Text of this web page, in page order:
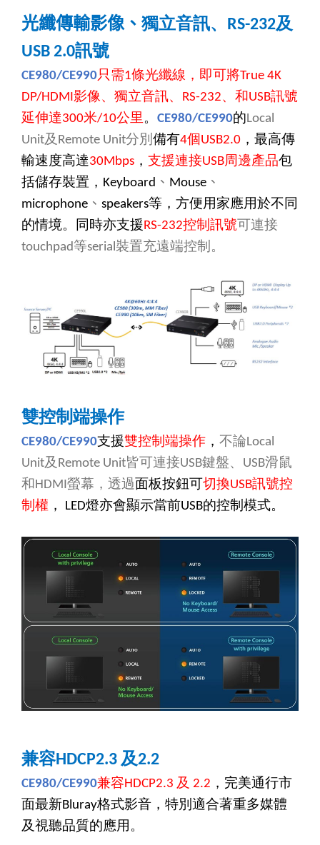
光纖傳輸影像、 獨立音訊、 RS-232及
USB 2.0訊號
CE980/CE990只需1條光纖線，即可將True 4K
DP/HDMI影像、獨立音訊、 RS-232、和USB訊號
延伸達300米/10公里。 CE980/CE990的Local
Unit及 Remote Unit分別 備有4個USB2.0 ，最高傳
輸速度高達30Mbps ， 支援連接USB周邊產品包
括儲存裝置， Keyboard 、 Mouse 、
microphone 、 speakers等，方便用家應用於不同
的情境。同時亦支援RS-232控制訊號可連接
touchpad等serial裝置充遠端控制。
雙控制端操作
CE980/CE990支援雙控制端操作 ， 不論Local
Unit及 Remote Unit皆可連接USB鍵盤、 USB滑鼠
和HDMI螢幕，透過面板按鈕可切換USB訊號控
制權 ， LED燈亦會顯示當前USB的控制模式。
兼容HDCP2.3 及2.2
CE980/CE990兼容 HDCP2.3 及 2.2 ，完美通行市
面最新Bluray格式影音，特別適合著重多媒體
及視聽品質的應用。